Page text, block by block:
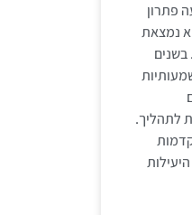
פתרון
נמצאת
לתהליך.